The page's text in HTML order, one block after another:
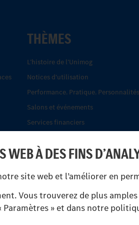
À DES FINS
site web et l’améliorer en
Vous trouverez de plus
» et dans notre
THÈMES
L’histoire de l’Unimog
Notices d'utilisation
Performance. Pratique.
Salons et événements
Services financiers
Trouver un partenaire